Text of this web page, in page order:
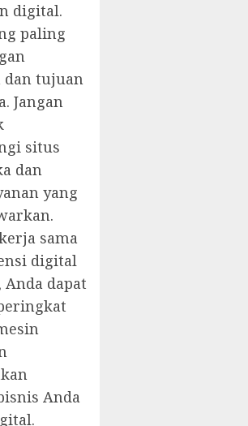
digital.
paling
dan tujuan
Jangan
situs
dan
yang
sama
digital
dapat
Anda